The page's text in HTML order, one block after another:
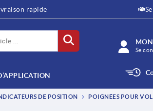
rapide
Se
DE POSITION
POIGNÉES POUR